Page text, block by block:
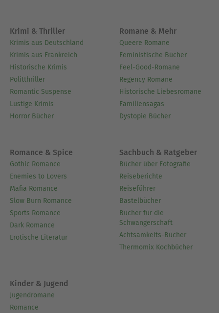
Krimi & Thriller
Krimis aus Deutschland
Krimis aus Frankreich
Historische Krimis
Politthriller
Romantic Suspense
Lustige Krimis
Horror Bücher
Romane & Mehr
Queere Romane
Feministische Bücher
Feel-Good-Romane
Regency Romane
Historische Liebesromane
Familiensagas
Dystopie Bücher
Romance & Spice
Gothic Romance
Enemies to Lovers
Mafia Romance
Slow Burn Romance
Sports Romance
Dark Romance
Erotische Literatur
Sachbuch & Ratgeber
Bücher über Fotografie
Reiseberichte
Reiseführer
Bastelbücher
Bücher für die
Schwangerschaft
Achtsamkeits-Bücher
Thermomix Kochbücher
Kinder & Jugend
Jugendromane
Romance